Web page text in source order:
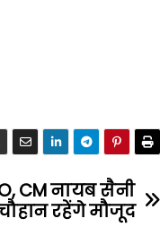
CM नायब सैनी
रहेंगे मौजूद